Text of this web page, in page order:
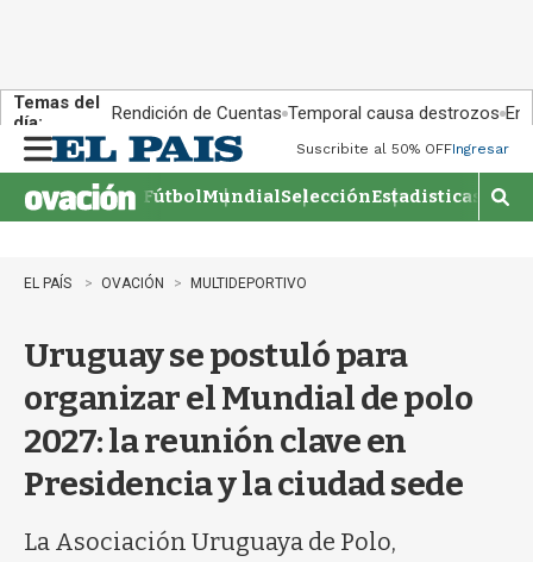
Temas del
día:
Rendición de Cuentas Temporal causa destrozos En
n
u
Suscribite al 50% OFFIngresar
FútbolMundialSelecciónEstadisticas
M
o
EL PAÍS OVACIÓN MULTIDEPORTIVO
Uruguay se postuló para
organizar el Mundial de polo
2027: la reunión clave en
Presidencia y la ciudad sede
La Asociación Uruguaya de Polo,